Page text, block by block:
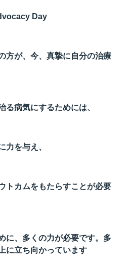
Day
方が、今、真摯に自分の治療
る病気にするためには、
力を与え、
トカムをもたらすことが必要
に、多くの力が必要です。多
に立ち向かっています